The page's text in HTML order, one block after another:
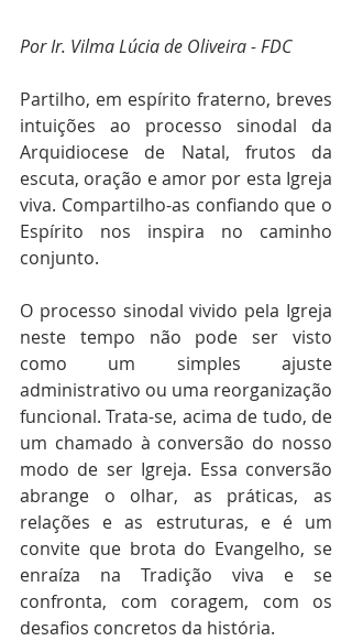
Por Ir. Vilma Lúcia de Oliveira - FDC
Partilho, em espírito fraterno, breves
intuições ao processo sinodal da
Arquidiocese de Natal, frutos da
escuta, oração e amor por esta Igreja
viva. Compartilho-as confiando que o
Espírito nos inspira no caminho
conjunto.
O processo sinodal vivido pela Igreja
neste tempo não pode ser visto
como um simples ajuste
administrativo ou uma reorganização
funcional. Trata-se, acima de tudo, de
um chamado à conversão do nosso
modo de ser Igreja. Essa conversão
abrange o olhar, as práticas, as
relações e as estruturas, e é um
convite que brota do Evangelho, se
enraíza na Tradição viva e se
confronta, com coragem, com os
desafios concretos da história.